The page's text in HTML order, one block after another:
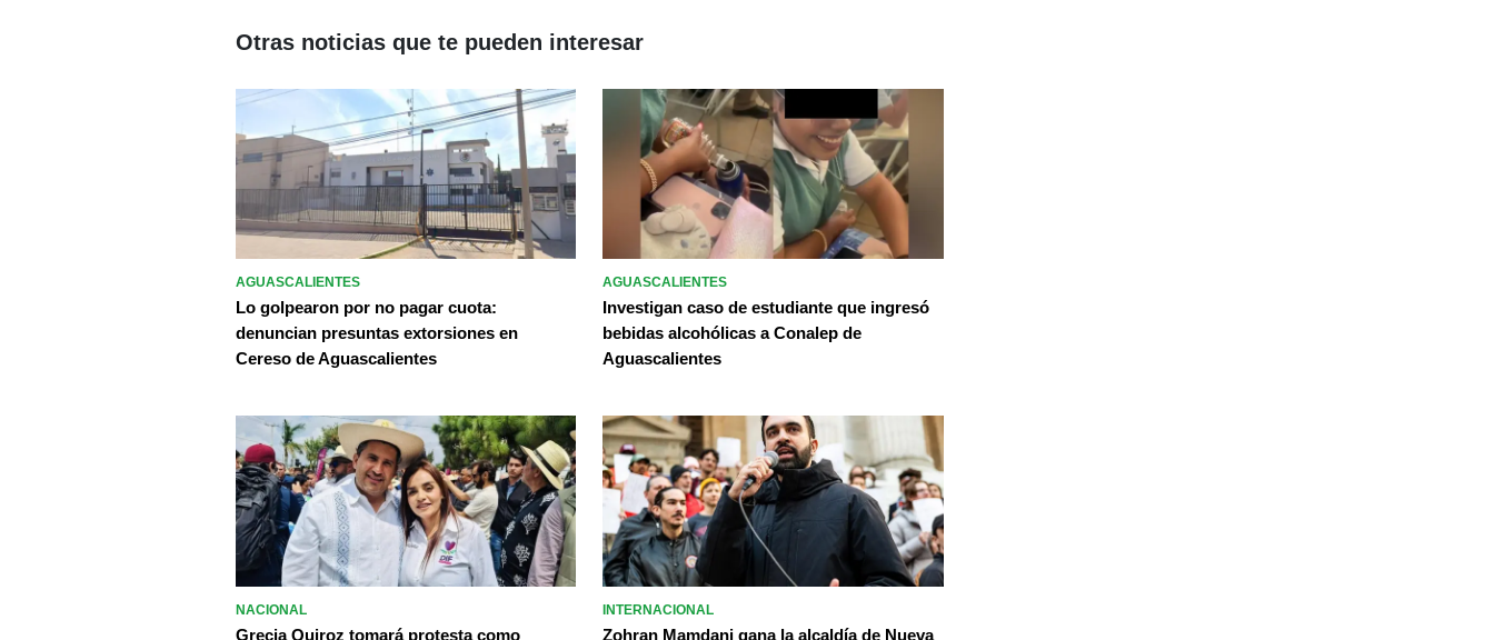
Otras noticias que te pueden interesar
AGUASCALIENTES
Lo golpearon por no pagar cuota:
denuncian presuntas extorsiones en
Cereso de Aguascalientes
AGUASCALIENTES
Investigan caso de estudiante que ingresó
bebidas alcohólicas a Conalep de
Aguascalientes
NACIONAL
Grecia Quiroz tomará protesta como
INTERNACIONAL
Zohran Mamdani gana la alcaldía de Nueva